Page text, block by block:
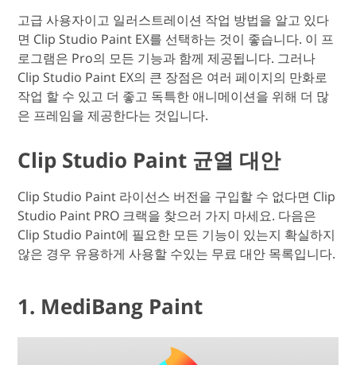
고급 사용자이고 일러스트레이션 작업 방법을 알고 있다
면 Clip Studio Paint EX를 선택하는 것이 좋습니다. 이 프
로그램은 Pro의 모든 기능과 함께 제공됩니다. 그러나
Clip Studio Paint EX의 큰 장점은 여러 페이지의 만화로
작업 할 수 있고 더 좋고 독특한 애니메이션을 위해 더 많
은 프레임을 제공한다는 것입니다.
Clip Studio Paint 균열 대안
Clip Studio Paint 라이선스 버전을 구입할 수 없다면 Clip
Studio Paint PRO 크랙을 찾으러 가지 마세요. 다음은
Clip Studio Paint에 필요한 모든 기능이 있는지 확실하지
않은 경우 유용하게 사용할 수있는 무료 대안 목록입니다.
1. MediBang Paint